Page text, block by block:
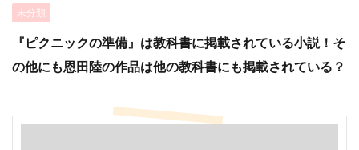
未分類
『ピクニックの準備』は教科書に掲載されている小説！そ
の他にも恩田陸の作品は他の教科書にも掲載されている？